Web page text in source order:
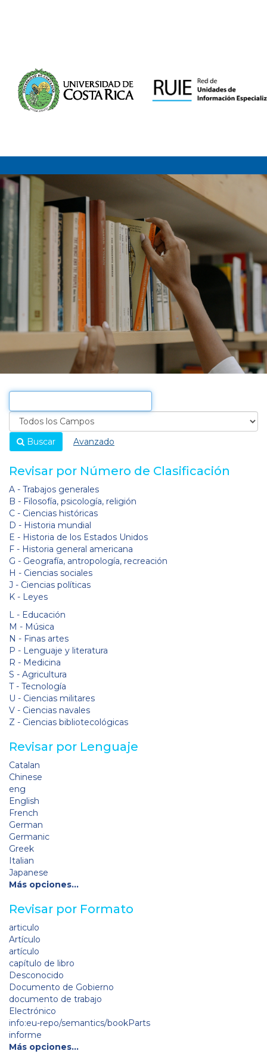
Buscar Avanzado
Revisar por Número de Clasificación
A - Trabajos generales
B - Filosofía, psicología, religión
C - Ciencias históricas
D - Historia mundial
E - Historia de los Estados Unidos
F - Historia general americana
G - Geografía, antropología, recreación
H - Ciencias sociales
J - Ciencias políticas
K - Leyes
L - Educación
M - Música
N - Finas artes
P - Lenguaje y literatura
R - Medicina
S - Agricultura
T - Tecnología
U - Ciencias militares
V - Ciencias navales
Z - Ciencias bibliotecológicas
Revisar por Lenguaje
Catalan
Chinese
eng
English
French
German
Germanic
Greek
Italian
Japanese
Más opciones…
Revisar por Formato
articulo
Artículo
artículo
capítulo de libro
Desconocido
Documento de Gobierno
documento de trabajo
Electrónico
info:eu-repo/semantics/bookParts
informe
Más opciones…